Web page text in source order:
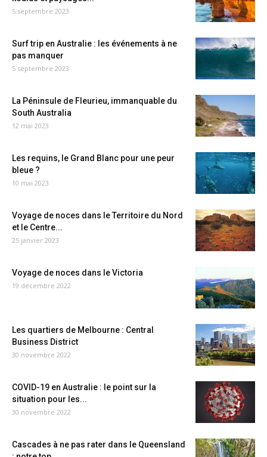
5 septembre 2023
Surf trip en Australie : les événements à ne
pas manquer
5 septembre 2023
La Péninsule de Fleurieu, immanquable du
South Australia
12 mai 2023
Les requins, le Grand Blanc pour une peur
bleue ?
10 mai 2023
Voyage de noces dans le Territoire du Nord
et le Centre...
25 janvier 2023
Voyage de noces dans le Victoria
19 décembre 2022
Les quartiers de Melbourne : Central
Business District
30 novembre 2022
COVID-19 en Australie : le point sur la
situation pour les...
30 novembre 2022
Cascades à ne pas rater dans le Queensland